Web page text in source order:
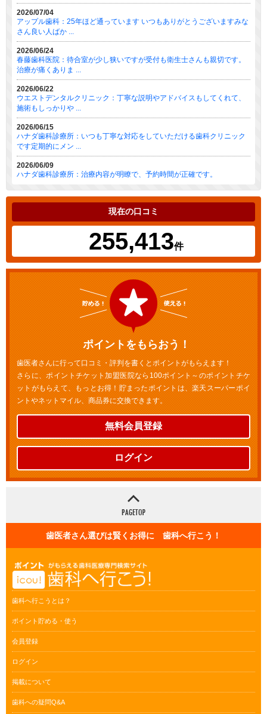
2026/07/04
アップル歯科：25年ほど通っています いつもありがとうございますみな
さん良い人ばか ...
2026/06/24
春藤歯科医院：待合室が少し狭いですが受付も衛生士さんも親切です。
治療が痛くありま ...
2026/06/22
ウエストデンタルクリニック：丁寧な説明やアドバイスもしてくれて、
施術もしっかりや ...
2026/06/15
ハナダ歯科診療所：いつも丁寧な対応をしていただける歯科クリニック
です定期的にメン ...
2026/06/09
ハナダ歯科診療所：治療内容が明瞭で、予約時間が正確です。
現在の口コミ
255,413件
ポイントをもらおう！
歯医者さんに行って口コミ・評判を書くとポイントがもらえます！
さらに、ポイントチケット加盟医院なら100ポイント～のポイントチケ
ットがもらえて、もっとお得！貯まったポイントは、楽天スーパーポイ
ントやネットマイル、商品券に交換できます。
無料会員登録
ログイン
歯医者さん選びは賢くお得に 歯科へ行こう！
歯科へ行こうとは？
ポイント貯める・使う
会員登録
ログイン
掲載について
歯科への疑問Q&A